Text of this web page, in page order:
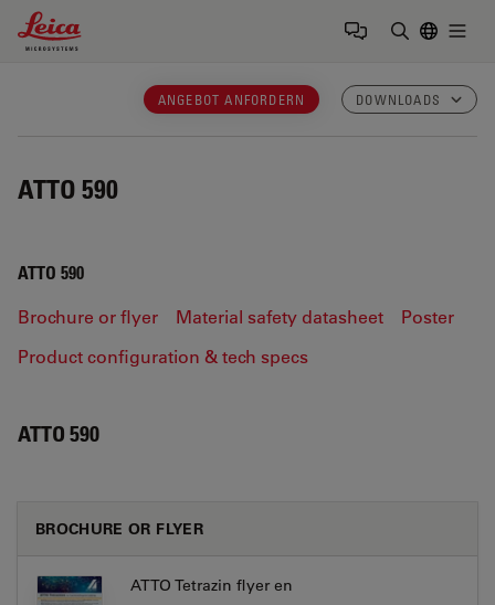
Leica Microsystems Logo
ANGEBOT ANFORDERN DOWNLOADS
ATTO 590
ATTO 590
Brochure or flyer Material safety datasheet
Poster
Product configuration & tech specs
ATTO 590
BROCHURE OR FLYER
ATTO Tetrazin flyer en